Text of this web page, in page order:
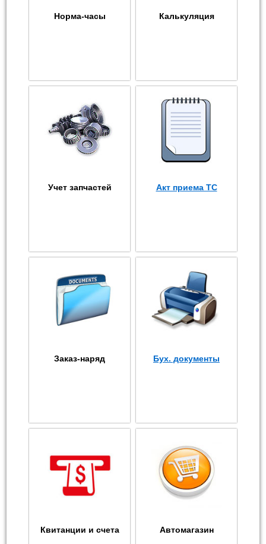
Норма-часы Калькуляция
Учет запчастей Акт приема ТС
Заказ-наряд Бух. документы
Квитанции и счета Автомагазин